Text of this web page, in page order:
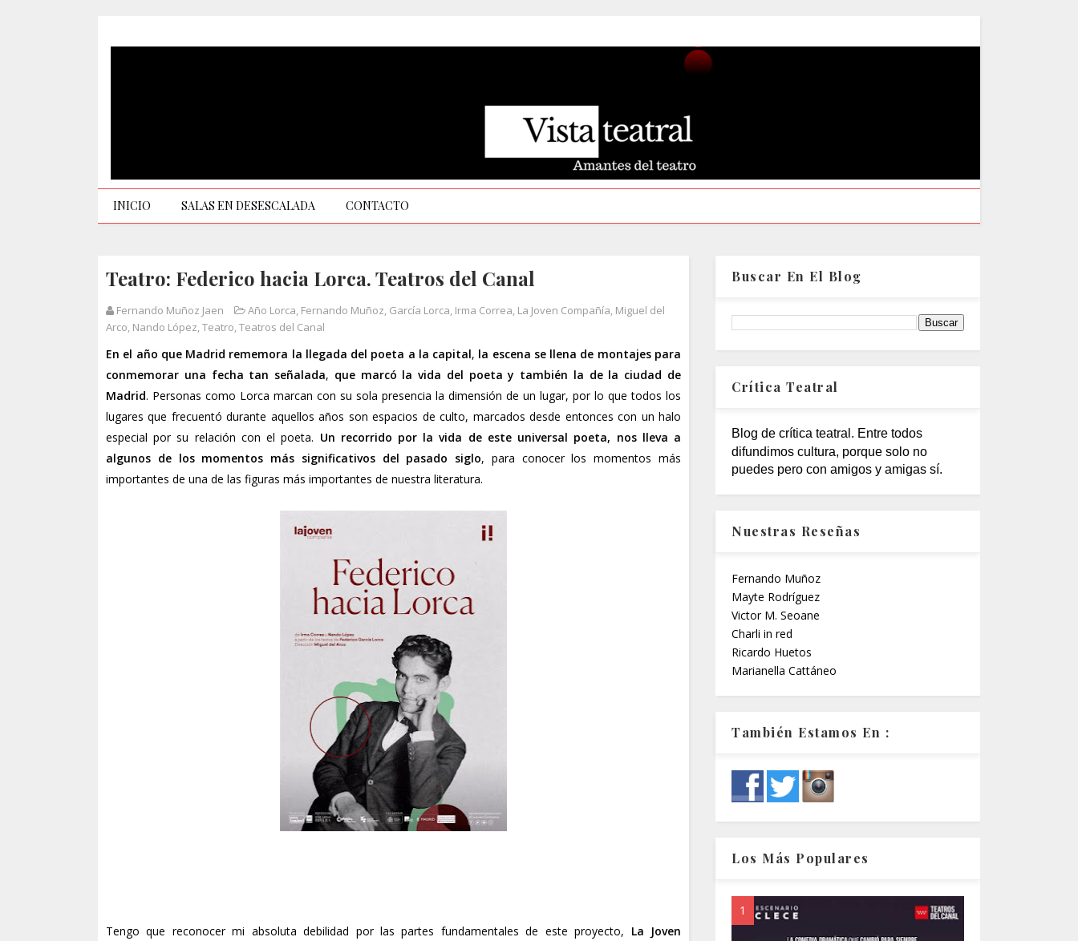
INICIO SALAS EN DESESCALADA CONTACTO
Teatro: Federico hacia Lorca. Teatros del Canal
Fernando Muñoz Jaen Año Lorca, Fernando Muñoz, García Lorca, Irma Correa, La Joven Compañía, Miguel del
Arco, Nando López,Teatro,Teatros del Canal
En el año que Madrid rememora la llegada del poeta a la capital, la escena se llena de montajes para
conmemorar una fecha tan señalada, que marcó la vida del poeta y también la de la ciudad de
Madrid. Personas como Lorca marcan con su sola presencia la dimensión de un lugar, por lo que todos los
lugares que frecuentó durante aquellos años son espacios de culto, marcados desde entonces con un halo
especial por su relación con el poeta. Un recorrido por la vida de este universal poeta, nos lleva a
algunos de los momentos más significativos del pasado siglo, para conocer los momentos más
importantes de una de las figuras más importantes de nuestra literatura.
Tengo que reconocer mi absoluta debilidad por las partes fundamentales de este proyecto, La Joven
Buscar En El Blog
Crítica Teatral
Blog de crítica teatral. Entre todos
difundimos cultura, porque solo no
puedes pero con amigos y amigas sí.
Nuestras Reseñas
Fernando Muñoz
Mayte Rodríguez
Victor M. Seoane
Charli in red
Ricardo Huetos
Marianella Cattáneo
También Estamos En :
Los Más Populares